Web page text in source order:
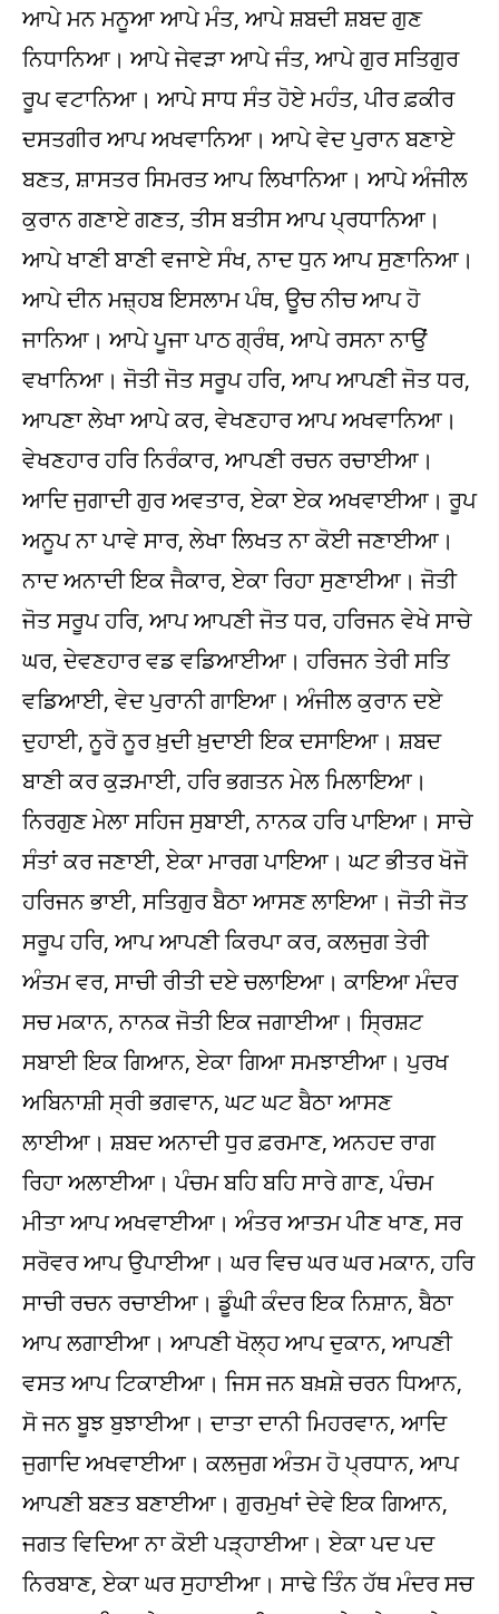
ਆਪੇ ਮਨ ਮਨੂਆ ਆਪੇ ਮੰਤ, ਆਪੇ ਸ਼ਬਦੀ ਸ਼ਬਦ ਗੁਣ
ਨਿਧਾਨਿਆ। ਆਪੇ ਜੇਵੜਾ ਆਪੇ ਜੰਤ, ਆਪੇ ਗੁਰ ਸਤਿਗੁਰ
ਰੂਪ ਵਟਾਨਿਆ। ਆਪੇ ਸਾਧ ਸੰਤ ਹੋਏ ਮਹੰਤ, ਪੀਰ ਫ਼ਕੀਰ
ਦਸਤਗੀਰ ਆਪ ਅਖਵਾਨਿਆ। ਆਪੇ ਵੇਦ ਪੁਰਾਨ ਬਣਾਏ
ਬਣਤ, ਸ਼ਾਸਤਰ ਸਿਮਰਤ ਆਪ ਲਿਖਾਨਿਆ। ਆਪੇ ਅੰਜੀਲ
ਕੁਰਾਨ ਗਣਾਏ ਗਣਤ, ਤੀਸ ਬਤੀਸ ਆਪ ਪ੍ਰਧਾਨਿਆ।
ਆਪੇ ਖਾਣੀ ਬਾਣੀ ਵਜਾਏ ਸੰਖ, ਨਾਦ ਧੁਨ ਆਪ ਸੁਣਾਨਿਆ।
ਆਪੇ ਦੀਨ ਮਜ਼੍ਹਬ ਇਸਲਾਮ ਪੰਥ, ਊਚ ਨੀਚ ਆਪ ਹੋ
ਜਾਨਿਆ। ਆਪੇ ਪੂਜਾ ਪਾਠ ਗ੍ਰੰਥ, ਆਪੇ ਰਸਨਾ ਨਾਉਂ
ਵਖਾਨਿਆ। ਜੋਤੀ ਜੋਤ ਸਰੂਪ ਹਰਿ, ਆਪ ਆਪਣੀ ਜੋਤ ਧਰ,
ਆਪਣਾ ਲੇਖਾ ਆਪੇ ਕਰ, ਵੇਖਣਹਾਰ ਆਪ ਅਖਵਾਨਿਆ।
ਵੇਖਣਹਾਰ ਹਰਿ ਨਿਰੰਕਾਰ, ਆਪਣੀ ਰਚਨ ਰਚਾਈਆ।
ਆਦਿ ਜੁਗਾਦੀ ਗੁਰ ਅਵਤਾਰ, ਏਕਾ ਏਕ ਅਖਵਾਈਆ। ਰੂਪ
ਅਨੂਪ ਨਾ ਪਾਵੇ ਸਾਰ, ਲੇਖਾ ਲਿਖਤ ਨਾ ਕੋਈ ਜਣਾਈਆ।
ਨਾਦ ਅਨਾਦੀ ਇਕ ਜੈਕਾਰ, ਏਕਾ ਰਿਹਾ ਸੁਣਾਈਆ। ਜੋਤੀ
ਜੋਤ ਸਰੂਪ ਹਰਿ, ਆਪ ਆਪਣੀ ਜੋਤ ਧਰ, ਹਰਿਜਨ ਵੇਖੇ ਸਾਚੇ
ਘਰ, ਦੇਵਣਹਾਰ ਵਡ ਵਡਿਆਈਆ। ਹਰਿਜਨ ਤੇਰੀ ਸਤਿ
ਵਡਿਆਈ, ਵੇਦ ਪੁਰਾਨੀ ਗਾਇਆ। ਅੰਜੀਲ ਕੁਰਾਨ ਦਏ
ਦੁਹਾਈ, ਨੂਰੋ ਨੂਰ ਖ਼ੁਦੀ ਖ਼ੁਦਾਈ ਇਕ ਦਸਾਇਆ। ਸ਼ਬਦ
ਬਾਣੀ ਕਰ ਕੁੜਮਾਈ, ਹਰਿ ਭਗਤਨ ਮੇਲ ਮਿਲਾਇਆ।
ਨਿਰਗੁਣ ਮੇਲਾ ਸਹਿਜ ਸੁਬਾਈ, ਨਾਨਕ ਹਰਿ ਪਾਇਆ। ਸਾਚੇ
ਸੰਤਾਂ ਕਰ ਜਣਾਈ, ਏਕਾ ਮਾਰਗ ਪਾਇਆ। ਘਟ ਭੀਤਰ ਖੋਜੋ
ਹਰਿਜਨ ਭਾਈ, ਸਤਿਗੁਰ ਬੈਠਾ ਆਸਣ ਲਾਇਆ। ਜੋਤੀ ਜੋਤ
ਸਰੂਪ ਹਰਿ, ਆਪ ਆਪਣੀ ਕਿਰਪਾ ਕਰ, ਕਲਜੁਗ ਤੇਰੀ
ਅੰਤਮ ਵਰ, ਸਾਚੀ ਰੀਤੀ ਦਏ ਚਲਾਇਆ। ਕਾਇਆ ਮੰਦਰ
ਸਚ ਮਕਾਨ, ਨਾਨਕ ਜੋਤੀ ਇਕ ਜਗਾਈਆ। ਸ੍ਰਿਸ਼ਟ
ਸਬਾਈ ਇਕ ਗਿਆਨ, ਏਕਾ ਗਿਆ ਸਮਝਾਈਆ। ਪੁਰਖ
ਅਬਿਨਾਸ਼ੀ ਸ੍ਰੀ ਭਗਵਾਨ, ਘਟ ਘਟ ਬੈਠਾ ਆਸਣ
ਲਾਈਆ। ਸ਼ਬਦ ਅਨਾਦੀ ਧੁਰ ਫ਼ਰਮਾਣ, ਅਨਹਦ ਰਾਗ
ਰਿਹਾ ਅਲਾਈਆ। ਪੰਚਮ ਬਹਿ ਬਹਿ ਸਾਰੇ ਗਾਣ, ਪੰਚਮ
ਮੀਤਾ ਆਪ ਅਖਵਾਈਆ। ਅੰਤਰ ਆਤਮ ਪੀਣ ਖਾਣ, ਸਰ
ਸਰੋਵਰ ਆਪ ਉਪਾਈਆ। ਘਰ ਵਿਚ ਘਰ ਘਰ ਮਕਾਨ, ਹਰਿ
ਸਾਚੀ ਰਚਨ ਰਚਾਈਆ। ਡੂੰਘੀ ਕੰਦਰ ਇਕ ਨਿਸ਼ਾਨ, ਬੈਠਾ
ਆਪ ਲਗਾਈਆ। ਆਪਣੀ ਖੋਲ੍ਹ ਆਪ ਦੁਕਾਨ, ਆਪਣੀ
ਵਸਤ ਆਪ ਟਿਕਾਈਆ। ਜਿਸ ਜਨ ਬਖ਼ਸ਼ੇ ਚਰਨ ਧਿਆਨ,
ਸੋ ਜਨ ਬੂਝ ਬੁਝਾਈਆ। ਦਾਤਾ ਦਾਨੀ ਮਿਹਰਵਾਨ, ਆਦਿ
ਜੁਗਾਦਿ ਅਖਵਾਈਆ। ਕਲਜੁਗ ਅੰਤਮ ਹੋ ਪ੍ਰਧਾਨ, ਆਪ
ਆਪਣੀ ਬਣਤ ਬਣਾਈਆ। ਗੁਰਮੁਖਾਂ ਦੇਵੇ ਇਕ ਗਿਆਨ,
ਜਗਤ ਵਿਦਿਆ ਨਾ ਕੋਈ ਪੜ੍ਹਾਈਆ। ਏਕਾ ਪਦ ਪਦ
ਨਿਰਬਾਣ, ਏਕਾ ਘਰ ਸੁਹਾਈਆ। ਸਾਢੇ ਤਿੰਨ ਹੱਥ ਮੰਦਰ ਸਚ